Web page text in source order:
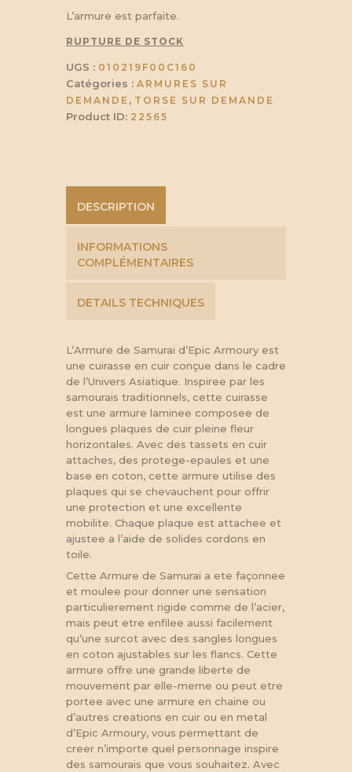
L’armure est parfaite.
RUPTURE DE STOCK
UGS : 010219F00C160
Catégories : ARMURES SUR
DEMANDE , TORSE SUR DEMANDE
Product ID: 22565
DESCRIPTION
INFORMATIONS
COMPLÉMENTAIRES
DETAILS TECHNIQUES
L’Armure de Samurai d’Epic Armoury est
une cuirasse en cuir conçue dans le cadre
de l’Univers Asiatique. Inspiree par les
samourais traditionnels, cette cuirasse
est une armure laminee composee de
longues plaques de cuir pleine fleur
horizontales. Avec des tassets en cuir
attaches, des protege-epaules et une
base en coton, cette armure utilise des
plaques qui se chevauchent pour offrir
une protection et une excellente
mobilite. Chaque plaque est attachee et
ajustee a l’aide de solides cordons en
toile.
Cette Armure de Samurai a ete façonnee
et moulee pour donner une sensation
particulierement rigide comme de l’acier,
mais peut etre enfilee aussi facilement
qu’une surcot avec des sangles longues
en coton ajustables sur les flancs. Cette
armure offre une grande liberte de
mouvement par elle-meme ou peut etre
portee avec une armure en chaine ou
d’autres creations en cuir ou en metal
d’Epic Armoury, vous permettant de
creer n’importe quel personnage inspire
des samourais que vous souhaitez. Avec